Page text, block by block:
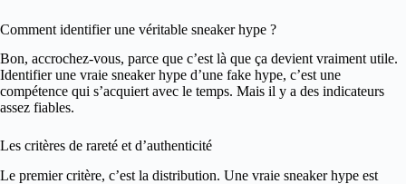
Comment identifier une véritable sneaker hype ?
Bon, accrochez-vous, parce que c’est là que ça devient vraiment utile.
Identifier une vraie sneaker hype d’une fake hype, c’est une
compétence qui s’acquiert avec le temps. Mais il y a des indicateurs
assez fiables.
Les critères de rareté et d’authenticité
Le premier critère, c’est la distribution. Une vraie sneaker hype est